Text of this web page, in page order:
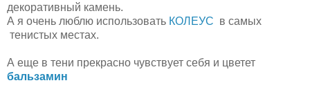
декоративный камень.
А я очень люблю использовать КОЛЕУС в самых
тенистых местах.
А еще в тени прекрасно чувствует себя и цветет
бальзамин